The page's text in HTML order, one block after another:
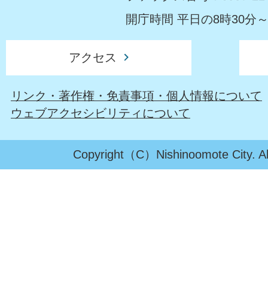
開庁時間 平日の8時30分
アクセス
リンク・著作権・免責事項・個人情報について
ウェブアクセシビリティについて
Copyright（C）Nishinoomote City.